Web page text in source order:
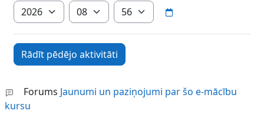
Gads
Stunda Minūte
Forums Jaunumi un paziņojumi par šo e-mācību
kursu